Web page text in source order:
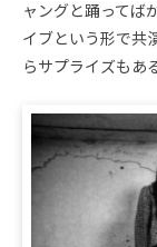
ャングと踊ってば
イブという形で共
らサプライズもあ